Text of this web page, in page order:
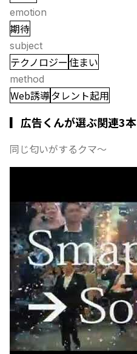
emotion
期待
subject
テクノロジー住まい
method
Web誘導タレント起用
▎広告くんが選ぶ関連3本
同じ匂いがするクマ〜